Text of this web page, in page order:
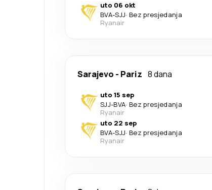
uto 06 okt
BVA-SJJ· Bez presjedanja
Ryanair
Sarajevo - Pariz 8 dana
uto 15 sep
SJJ-BVA· Bez presjedanja
Ryanair
uto 22 sep
BVA-SJJ· Bez presjedanja
Ryanair